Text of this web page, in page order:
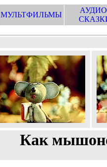
МУЛЬТФИЛЬМЫ
Как